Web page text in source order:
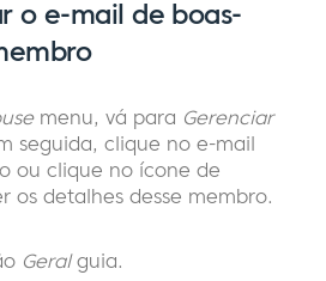
o e-mail de boas-
menu, vá para Gerenciar
seguida, clique no e-mail
ou clique no ícone de
os detalhes desse membro.
Geralguia.